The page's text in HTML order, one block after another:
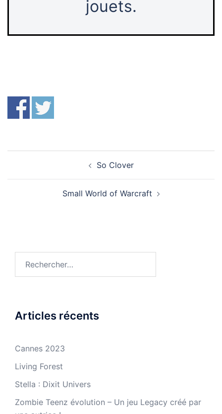
jouets.
So Clover
Small World of Warcraft
Articles récents
Cannes 2023
Living Forest
Stella : Dixit Univers
Zombie Teenz évolution – Un jeu Legacy créé par